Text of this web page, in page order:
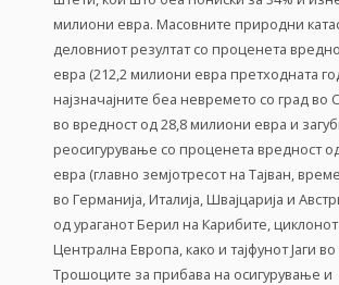
милиони евра. Масовните природни
деловниот резултат со проценета
евра (212,2 милиони евра претходната
најзначајните беа невремето со град во
во вредност од 28,8 милиони евра и
реосигурување со проценета вредност
евра (главно земјотресот на Тајван,
во Германија, Италија, Швајцарија и
од ураганот Берил на Карибите,
Централна Европа, како и тајфунот Јаги
Трошоците за прибава на осигурување и